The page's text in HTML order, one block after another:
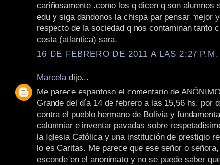
cariñosamente .como los q dicen q son alumnos
edu y siga dandonos la chispa par pensar mejor
respecto de la sociedad q nos contaminan tanto
costa (atlantica) sara.
16 DE FEBRERO DE 2011 A LAS 2:27 P.M.
Marcela dijo...
Me parece espantoso el comentario de
Grande del día 14 de febrero a las 15,56 hs. por
contra el pueblo hermano de Bolivia y
calumniar e inventar pavadas sobre
la Iglesia Católica y una institución de prestigio
lo es Caritas. Me parece que ese señor o
esconde en el anonimato y no se puede saber